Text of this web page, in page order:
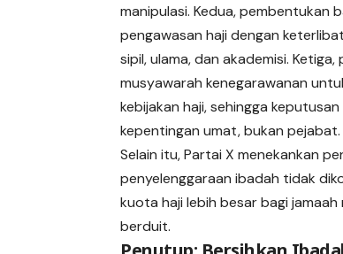
manipulasi. Kedua, pembentukan
pengawasan haji dengan
sipil, ulama, dan akademisi.
musyawarah kenegarawanan
kebijakan haji, sehingga
kepentingan umat, bukan pejabat.
Selain itu, Partai X menekankan
penyelenggaraan ibadah tidak
kuota haji lebih besar bagi
berduit.